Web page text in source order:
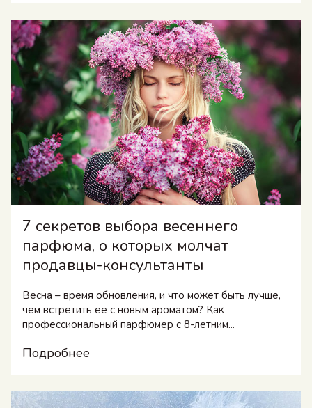
7 секретов выбора весеннего
парфюма, о которых молчат
продавцы-консультанты
Весна – время обновления, и что может быть лучше,
чем встретить её с новым ароматом? Как
профессиональный парфюмер с 8-летним...
Подробнее